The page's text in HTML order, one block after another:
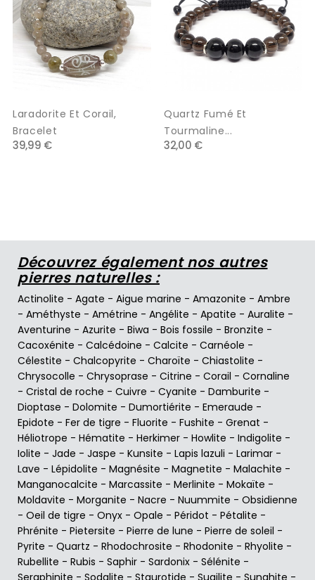
Laradorite Et Corail,
Bracelet
39,99 €
Quartz Fumé Et
Tourmaline...
32,00 €
Découvrez également nos autres
pierres naturelles :
Actinolite - Agate - Aigue marine - Amazonite - Ambre
- Améthyste - Amétrine - Angélite - Apatite - Auralite -
Aventurine - Azurite - Biwa - Bois fossile - Bronzite -
Cacoxénite - Calcédoine - Calcite - Carnéole -
Célestite - Chalcopyrite - Charoïte - Chiastolite -
Chrysocolle - Chrysoprase - Citrine - Corail - Cornaline
- Cristal de roche - Cuivre - Cyanite - Damburite -
Dioptase - Dolomite - Dumortiérite - Emeraude -
Epidote - Fer de tigre - Fluorite - Fushite - Grenat -
Héliotrope - Hématite - Herkimer - Howlite - Indigolite -
Iolite - Jade - Jaspe - Kunsite - Lapis lazuli - Larimar -
Lave - Lépidolite - Magnésite - Magnetite - Malachite -
Manganocalcite - Marcassite - Merlinite - Mokaïte -
Moldavite - Morganite - Nacre - Nuummite - Obsidienne
- Oeil de tigre - Onyx - Opale - Péridot - Pétalite -
Phrénite - Pietersite - Pierre de lune - Pierre de soleil -
Pyrite - Quartz - Rhodochrosite - Rhodonite - Rhyolite -
Rubellite - Rubis - Saphir - Sardonix - Sélénite -
Seraphinite - Sodalite - Staurotide - Sugilite - Sunghite -